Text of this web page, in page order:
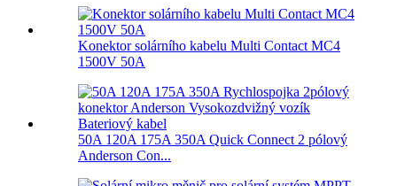
Konektor solárního kabelu Multi Contact MC4
1500V 50A
50A 120A 175A 350A Quick Connect 2 pólový
Anderson Con...